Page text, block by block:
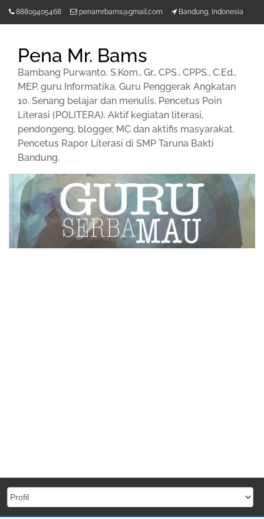
88809405468 penamrbams@gmail.com Bandung, Indonesia
Pena Mr. Bams
Bambang Purwanto, S.Kom., Gr., CPS., CPPS., C.Ed.,
MEP. guru Informatika, Guru Penggerak Angkatan
10. Senang belajar dan menulis. Pencetus Poin
Literasi (POLITERA). Aktif kegiatan literasi,
pendongeng, blogger, MC dan aktifis masyarakat.
Pencetus Rapor Literasi di SMP Taruna Bakti
Bandung.